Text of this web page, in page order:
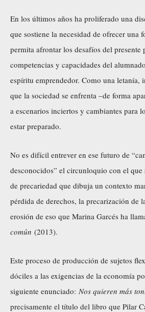
En los últimos años ha proliferado una
que sostiene la necesidad de ofrecer una
permita afrontar los desafíos del presente
competencias y capacidades del
espíritu emprendedor. Como una letanía,
que la sociedad se enfrenta –de forma
a escenarios inciertos y cambiantes para
estar preparado.
No es difícil entrever en ese futuro de
desconocidos” el circunloquio con el
de precariedad que dibuja un contexto
pérdida de derechos, la precarización de
erosión de eso que Marina Garcés ha
común (2013).
Este proceso de producción de sujetos
dóciles a las exigencias de la economía
siguiente enunciado: Nos quieren más
precisamente el título del libro que Pilar